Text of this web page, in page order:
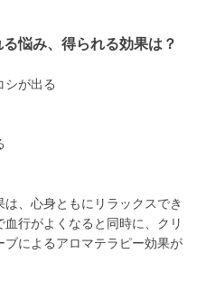
悩み、得られる効果は？
シが出る
、心身ともにリラックスでき
行がよくなると同時に、クリ
によるアロマテラピー効果が